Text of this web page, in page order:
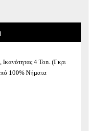
4 Ton. (Γκρι
100% Νήματα